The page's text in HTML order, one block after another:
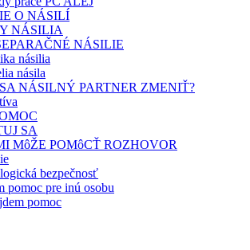
O NÁSILÍ
NÁSILIA
NÁSILIE
násilia
násila
NÁSILNÝ PARTNER ZMENIŤ?
SA
MôŽE POMôCŤ ROZHOVOR
bezpečnosť
pomoc pre inú osobu
pomoc